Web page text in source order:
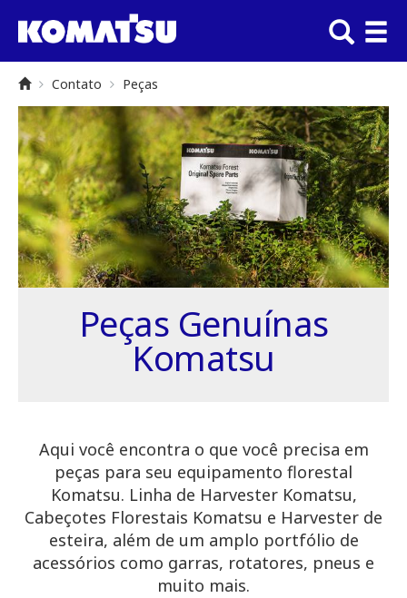
Contato Peças
Peças Genuínas
Komatsu
Aqui você encontra o que você precisa em
peças para seu equipamento florestal
Komatsu. Linha de Harvester Komatsu,
Cabeçotes Florestais Komatsu e Harvester de
esteira, além de um amplo portfólio de
acessórios como garras, rotatores, pneus e
muito mais.